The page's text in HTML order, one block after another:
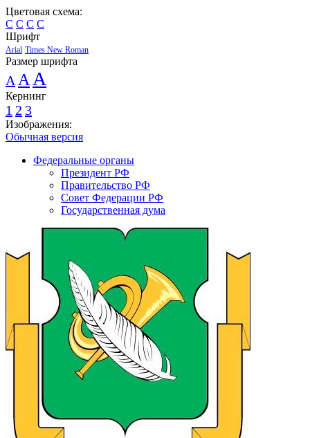
Цветовая схема:
C C C C
Шрифт
Arial Times New Roman
Размер шрифта
A A A
Кернинг
1 2 3
Изображения:
Обычная версия
Федеральные органы
Президент РФ
Правительство РФ
Совет Федерации РФ
Государственная дума